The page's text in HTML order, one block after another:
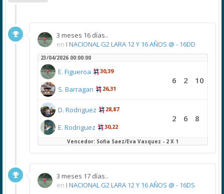
3 meses 16 días..
en I NACIONAL G2 LARA 12 Y 16 AÑOS @ - 16DD
23/04/2026 00:00:00
E. Figueroa 30,39
S. Barragan 26,31
6 2 10
D. Rodriguez 28,87
E. Rodriguez 30,22
2 6 8
Vencedor: Sofia Saez/Eva Vasquez - 2 X 1
3 meses 17 días..
en I NACIONAL G2 LARA 12 Y 16 AÑOS @ - 16DS